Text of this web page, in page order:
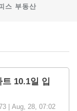
스 부동산
10.1일 입
| Aug, 28, 07:02